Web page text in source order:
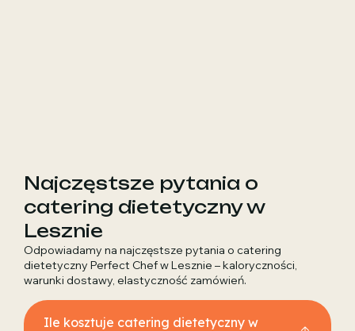
Najczęstsze pytania o
catering dietetyczny w
Lesznie
Odpowiadamy na najczęstsze pytania o catering
dietetyczny Perfect Chef w Lesznie – kaloryczności,
warunki dostawy, elastyczność zamówień.
Ile kosztuje catering dietetyczny w